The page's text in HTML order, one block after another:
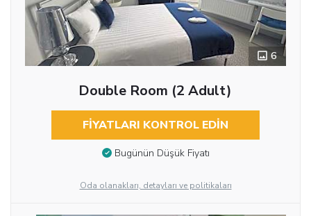
6
Double Room (2 Adult)
FIYATLARI KONTROL EDIN
Bugünün Düşük Fiyatı
Oda olanakları, detayları ve politikaları